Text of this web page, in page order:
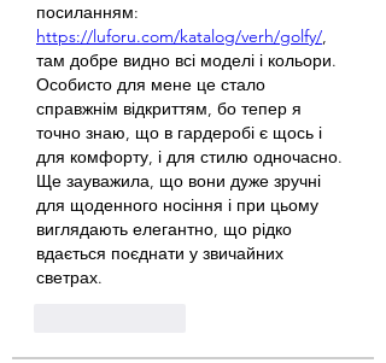
https://luforu.com/katalog/verh/golfy/
там добре видно всі моделі і кольори.
Особисто для мене це стало
справжнім відкриттям, бо тепер я
точно знаю, що в гардеробі є щось і
для комфорту, і для стилю одночасно.
Ще зауважила, що вони дуже зручні
для щоденного носіння і при цьому
виглядають елегантно, що рідко
вдається поєднати у звичайних
светрах.